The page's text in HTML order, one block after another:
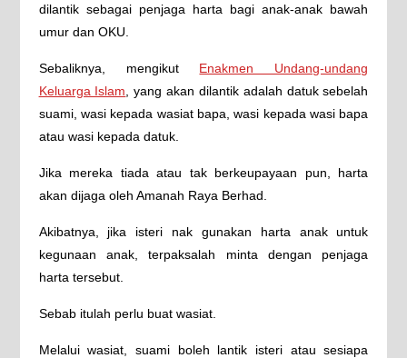
dilantik sebagai penjaga harta bagi anak-anak bawah
umur dan OKU.
Sebaliknya, mengikut Enakmen Undang-undang
Keluarga Islam , yang akan dilantik adalah datuk sebelah
suami, wasi kepada wasiat bapa, wasi kepada wasi bapa
atau wasi kepada datuk.
Jika mereka tiada atau tak berkeupayaan pun, harta
akan dijaga oleh Amanah Raya Berhad.
Akibatnya, jika isteri nak gunakan harta anak untuk
kegunaan anak, terpaksalah minta dengan penjaga
harta tersebut.
Sebab itulah perlu buat wasiat.
Melalui wasiat, suami boleh lantik isteri atau sesiapa